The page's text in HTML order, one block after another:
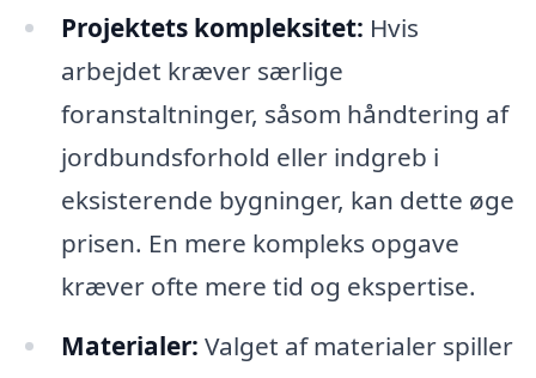
Projektets kompleksitet: Hvis
arbejdet kræver særlige
foranstaltninger, såsom håndtering af
jordbundsforhold eller indgreb i
eksisterende bygninger, kan dette øge
prisen. En mere kompleks opgave
kræver ofte mere tid og ekspertise.
Materialer: Valget af materialer spiller